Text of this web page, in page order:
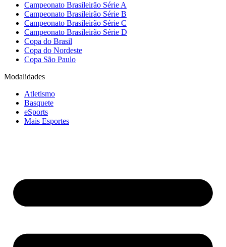
Campeonato Brasileirão Série A
Campeonato Brasileirão Série B
Campeonato Brasileirão Série C
Campeonato Brasileirão Série D
Copa do Brasil
Copa do Nordeste
Copa São Paulo
Modalidades
Atletismo
Basquete
eSports
Mais Esportes